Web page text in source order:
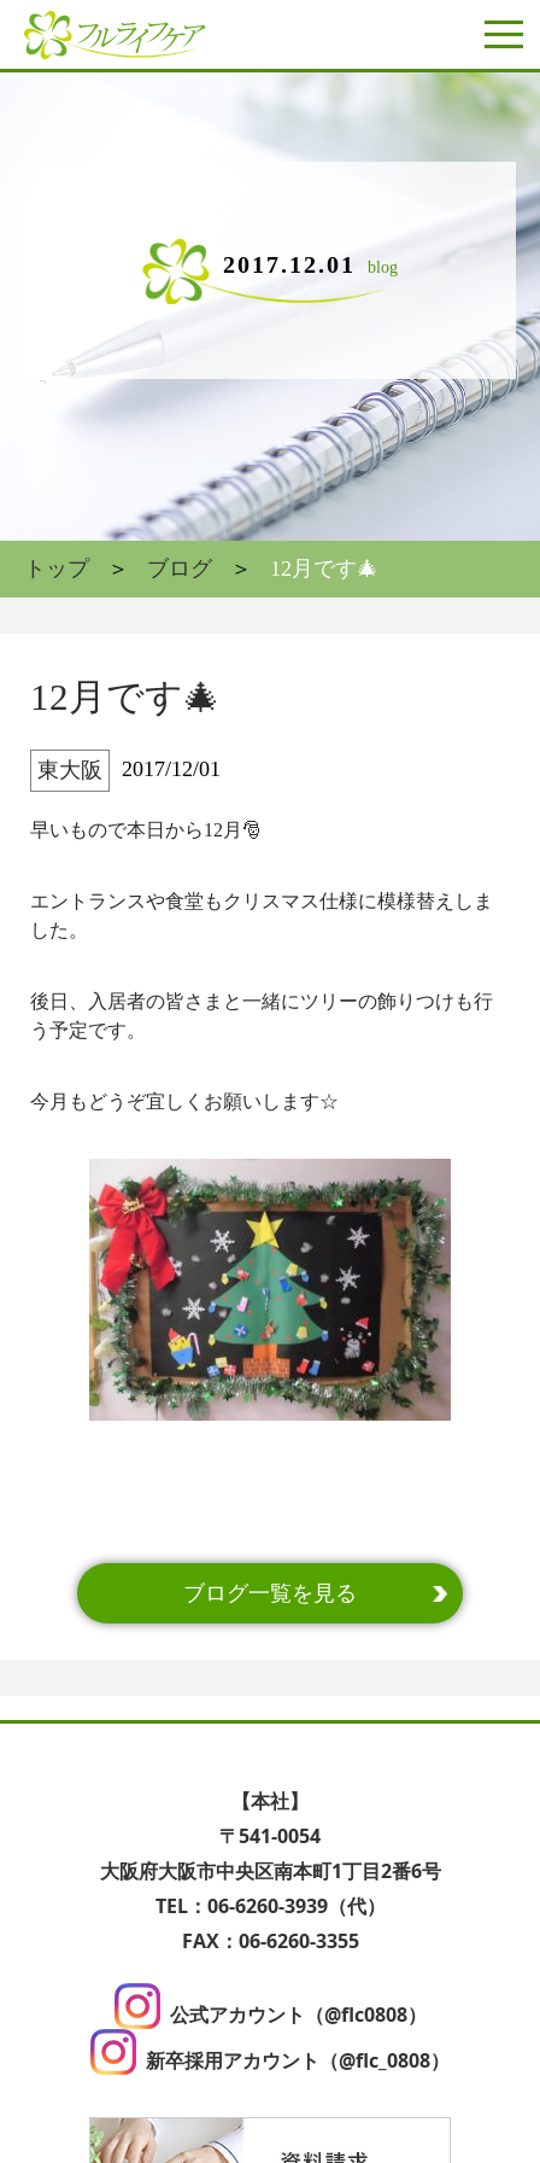
2017.12.01 blog
トップ ブログ 12月です🎄
12月です🎄
東大阪 2017/12/01
早いもので本日から12月🎅
エントランスや食堂もクリスマス仕様に模様替えしま
した。
後日、入居者の皆さまと一緒にツリーの飾りつけも行
う予定です。
今月もどうぞ宜しくお願いします☆
ブログ一覧を見る
【本社】
〒541-0054
大阪府大阪市中央区南本町1丁目2番6号
TEL：06-6260-3939（代）
FAX：06-6260-3355
公式アカウント（@flc0808）
新卒採用アカウント（@flc_0808）